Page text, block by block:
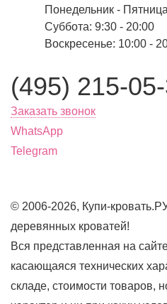
Понедельник -
Суббота: 9:30 - 20:00
Воскресенье: 10:00 -
(495) 215-
Заказать звонок
WhatsApp
Telegram
© 2006-2026, Купи-
деревянных кроватей!
Вся представленная на
касающаяся технических
складе, стоимости товаров,